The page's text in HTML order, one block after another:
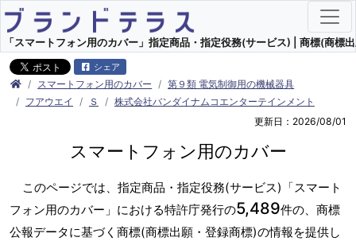
「スマートフォン用のカバー」指定商品・指定役務(サービス) | 商標(商標
シェア
スマートフォン用のカバー
第９類 電気制御用の機械器具
フアウエイ
Ｓ
株式会社バンダイナムコエンターテインメント
更新日：2026/08/01
スマートフォン用のカバー
このページでは、指定商品・指定役務(サービス)「スマート
フォン用のカバー」における特許庁発行の5,489件の、商標
公報データに基づく商標(商標出願・登録商標)の情報を提供し